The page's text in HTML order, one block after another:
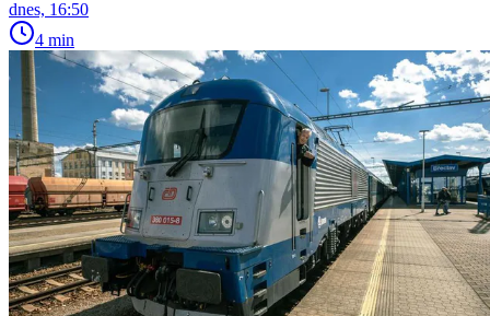
dnes, 16:50
4 min